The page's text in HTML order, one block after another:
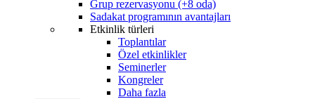
Grup rezervasyonu (+8 oda)
Sadakat programının avantajları
Etkinlik türleri
Toplantılar
Özel etkinlikler
Seminerler
Kongreler
Daha fazla